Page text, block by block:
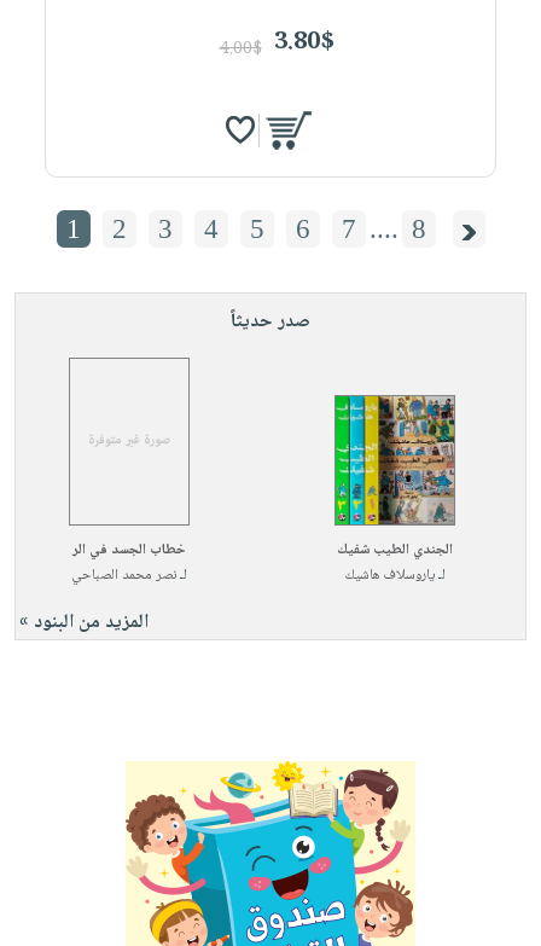
3.80$
4.00$
1 2 3 4 5 6 7 .... 8
صدر حديثاً
الجندي الطيب شفيك
لـياروسلاف هاشيك
خطاب الجسد في الر
لـنصر محمد الصباحي
المزيد من البنود »